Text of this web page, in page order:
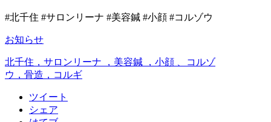
#北千住 #サロンリーナ #美容鍼 #小顔 #コルゾウ
お知らせ
北千住，サロンリーナ ，美容鍼 ，小顔 、コルゾ
ウ，骨造，コルギ
ツイート
シェア